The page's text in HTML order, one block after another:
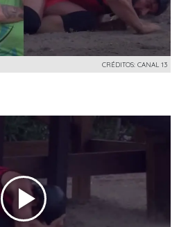
CRÉDITOS: CANAL 13